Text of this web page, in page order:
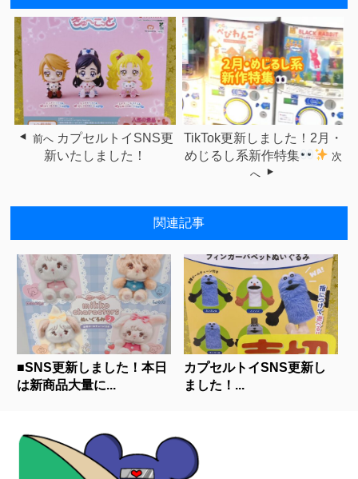
前へ カプセルトイSNS更
新いたしました！
TikTok更新しました！2月・
めじるし系新作特集
次
へ
関連記事
■SNS更新しました！本日
は新商品大量に...
カプセルトイSNS更新し
ました！...